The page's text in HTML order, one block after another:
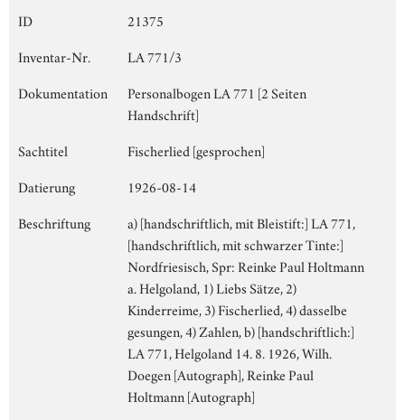
ID
21375
Inventar-Nr.
LA 771/3
Dokumentation
Personalbogen LA 771 [2 Seiten
Handschrift]
Sachtitel
Fischerlied [gesprochen]
Datierung
1926-08-14
Beschriftung
a) [handschriftlich, mit Bleistift:] LA 771,
[handschriftlich, mit schwarzer Tinte:]
Nordfriesisch, Spr: Reinke Paul Holtmann
a. Helgoland, 1) Liebs Sätze, 2)
Kinderreime, 3) Fischerlied, 4) dasselbe
gesungen, 4) Zahlen, b) [handschriftlich:]
LA 771, Helgoland 14. 8. 1926, Wilh.
Doegen [Autograph], Reinke Paul
Holtmann [Autograph]